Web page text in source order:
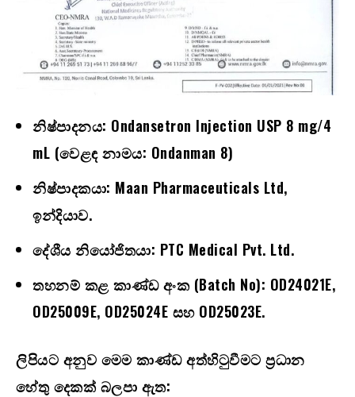
නිෂ්පාදනය: Ondansetron Injection USP 8 mg/4
mL (වෙළඳ නාමය: Ondanman 8)
නිෂ්පාදකයා: Maan Pharmaceuticals Ltd,
ඉන්දියාව.
දේශීය නියෝජිතයා: PTC Medical Pvt. Ltd.
තහනම් කළ කාණ්ඩ අංක (Batch No): OD24021E,
OD25009E, OD25024E සහ OD25023E.
ලිපියට අනුව මෙම කාණ්ඩ අත්හිටුවීමට ප්‍රධාන
හේතු දෙකක් බලපා ඇත: